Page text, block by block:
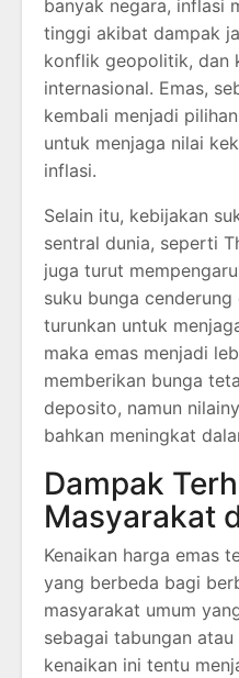
banyak negara, inflasi
tinggi akibat dampak
konflik geopolitik, dan
internasional. Emas,
kembali menjadi
untuk menjaga nilai
inflasi.
Selain itu, kebijakan
sentral dunia, seperti
juga turut
suku bunga
turunkan untuk
maka emas menjadi
memberikan bunga
deposito, namun
bahkan meningkat
Dampak
Masyarakat
Kenaikan harga emas
yang berbeda bagi
masyarakat umum
sebagai tabungan
kenaikan ini tentu